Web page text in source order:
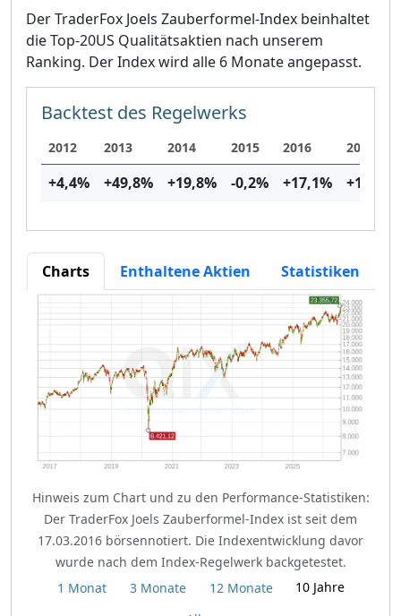
Der TraderFox Joels Zauberformel-Index beinhaltet
die Top-20US Qualitätsaktien nach unserem
Ranking. Der Index wird alle 6 Monate angepasst.
Backtest des Regelwerks
2012 2013 2014 2015 2016 2017
+4,4% +49,8% +19,8% -0,2% +17,1% +13,5
Charts Enthaltene Aktien Statistiken
Hinweis zum Chart und zu den Performance-Statistiken:
Der TraderFox Joels Zauberformel-Index ist seit dem
17.03.2016 börsennotiert. Die Indexentwicklung davor
wurde nach dem Index-Regelwerk backgetestet.
1 Monat
3 Monate 12 Monate
10 Jahre